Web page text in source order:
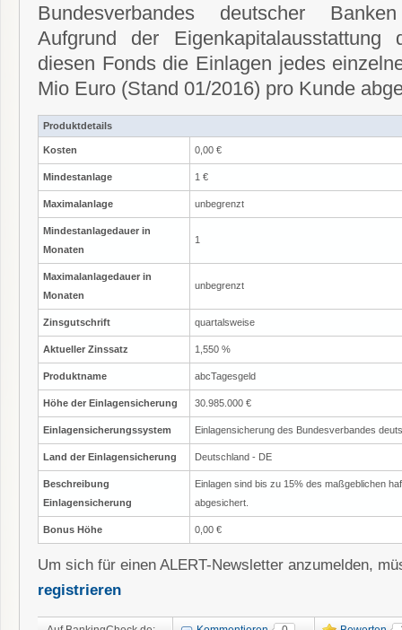
Bundesverbandes deutscher
Aufgrund der
diesen Fonds die Einlagen jedes
Mio Euro (Stand 01/2016) pro Kunde
Produktdetails
Kosten 0,00 €
Mindestanlage 1 €
Maximalanlage unbegrenzt
Mindestanlagedauer in
Monaten
1
Maximalanlagedauer in
Monaten
unbegrenzt
Zinsgutschrift quartalsweise
Aktueller Zinssatz 1,550 %
Produktname abcTagesgeld
Höhe der Einlagensicherung 30.985.000 €
Einlagensicherungssystem Einlagensicherung des Bundesverbandes
Land der Einlagensicherung Deutschland - DE
Beschreibung
Einlagensicherung
Einlagen sind bis zu 15% des maßgeblichen
abgesichert.
Bonus Höhe 0,00 €
Um sich für einen ALERT-Newsletter anzumelden,
registrieren